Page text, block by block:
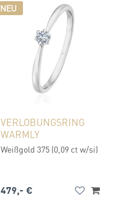
NEU
VERLOBUNGSRING
WARMLY
Weißgold 375 (0,09 ct w/si)
479,- €